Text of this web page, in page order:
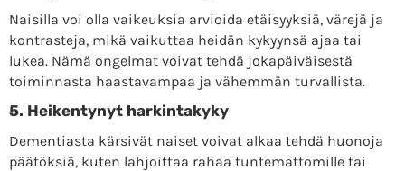
Naisilla voi olla vaikeuksia arvioida etäisyyksiä, värejä ja
kontrasteja, mikä vaikuttaa heidän kykyynsä ajaa tai
lukea. Nämä ongelmat voivat tehdä jokapäiväisestä
toiminnasta haastavampaa ja vähemmän turvallista.
5. Heikentynyt harkintakyky
Dementiasta kärsivät naiset voivat alkaa tehdä huonoja
päätöksiä, kuten lahjoittaa rahaa tuntemattomille tai